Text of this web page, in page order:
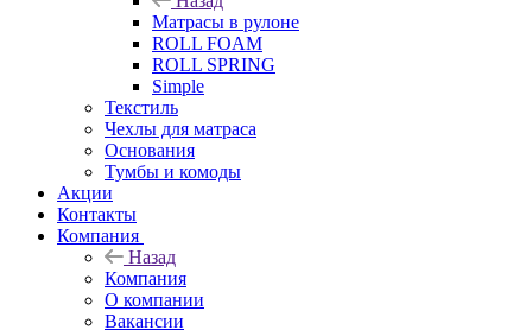
Матрасы в рулоне
ROLL FOAM
ROLL SPRING
Simple
Текстиль
Чехлы для матраса
Основания
Тумбы и комоды
Акции
Контакты
Компания
Назад
Компания
О компании
Вакансии